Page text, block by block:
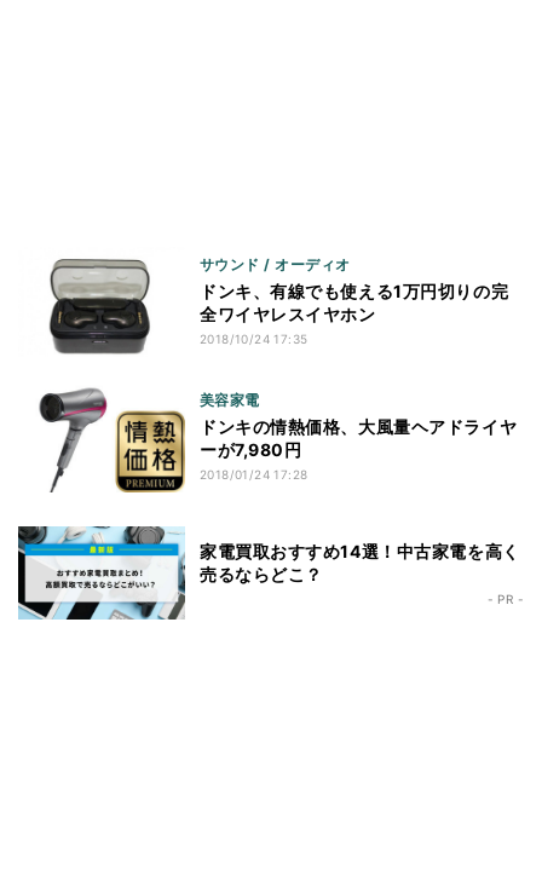
サウンド / オーディオ
ドンキ、有線でも使える1万円切りの完
全ワイヤレスイヤホン
2018/10/24 17:35
美容家電
ドンキの情熱価格、大風量ヘアドライヤ
ーが7,980円
2018/01/24 17:28
家電買取おすすめ14選！中古家電を高く
売るならどこ？
- PR -